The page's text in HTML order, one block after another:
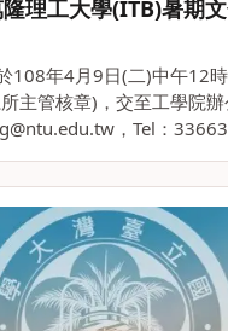
理工大學(ITB)暑期
108年4月9日(二)中午12
主管核章)，交至工學院
，Tel：